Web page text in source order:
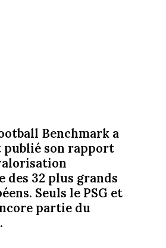
Benchmark a
publié son rapport
des 32 plus grands
Seuls le PSG et
partie du